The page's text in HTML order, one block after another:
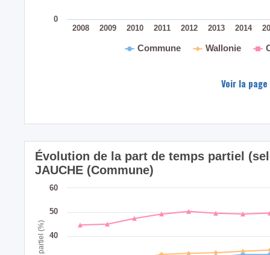
Commune Wallonie
2008 2009 2010 2011 2012 2013 2014
0
Voir la
Évolution de la part de temps partiel
JAUCHE (Commune)
40
50
60